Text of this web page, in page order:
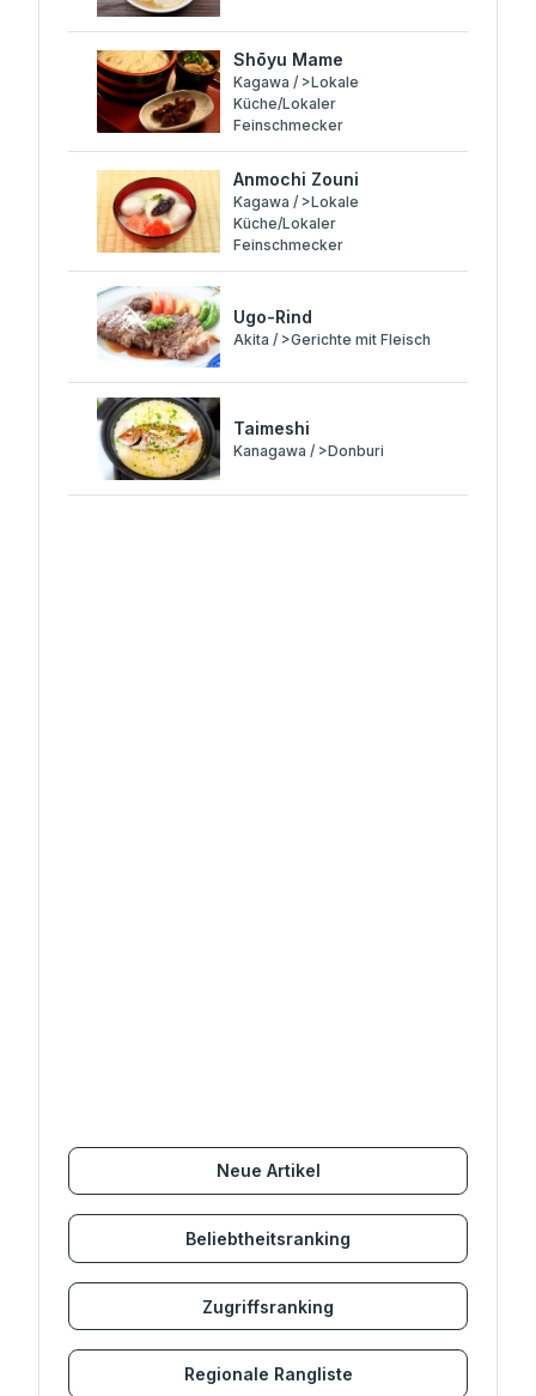
Shōyu Mame
Kagawa / >Lokale
Küche/Lokaler
Feinschmecker
Anmochi Zouni
Kagawa / >Lokale
Küche/Lokaler
Feinschmecker
Ugo-Rind
Akita / >Gerichte mit Fleisch
Taimeshi
Kanagawa / >Donburi
Neue Artikel
Beliebtheitsranking
Zugriffsranking
Regionale Rangliste